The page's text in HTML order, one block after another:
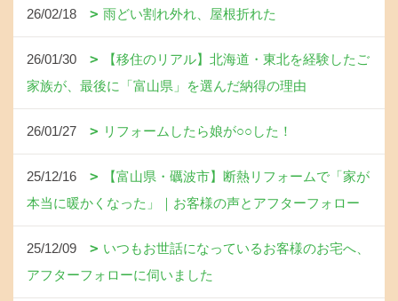
26/02/18 雨どい割れ外れ、屋根折れた
26/01/30
【移住のリアル】北海道・東北を経験したご
家族が、最後に「富山県」を選んだ納得の理由
26/01/27 リフォームしたら娘が○○した！
25/12/16
【富山県・礪波市】断熱リフォームで「家が
本当に暖かくなった」｜お客様の声とアフターフォロー
25/12/09
いつもお世話になっているお客様のお宅へ、
アフターフォローに伺いました